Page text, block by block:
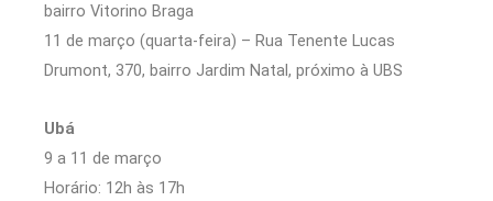
bairro Vitorino Braga
11 de março (quarta-feira) – Rua Tenente Lucas
Drumont, 370, bairro Jardim Natal, próximo à UBS
Ubá
9 a 11 de março
Horário: 12h às 17h